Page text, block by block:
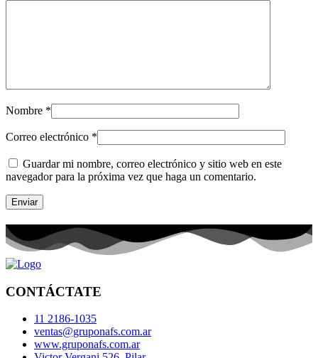
Nombre *
Correo electrónico *
Guardar mi nombre, correo electrónico y sitio web en este
navegador para la próxima vez que haga un comentario.
CONTÁCTATE
11 2186-1035
ventas@gruponafs.com.ar
www.gruponafs.com.ar